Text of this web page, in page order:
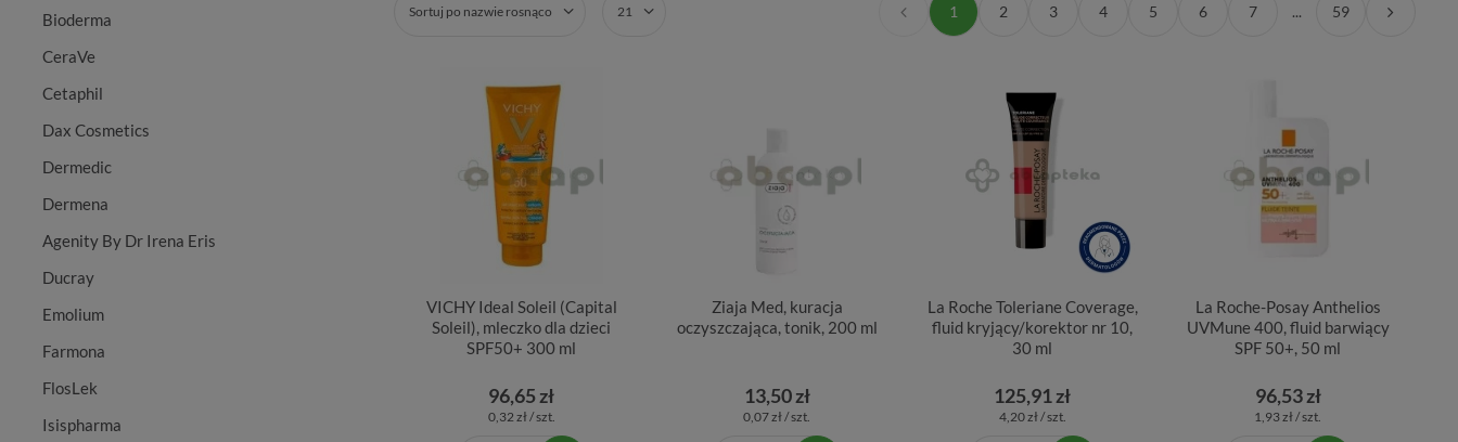
Bioderma
CeraVe
Cetaphil
Dax Cosmetics
Dermedic
Dermena
Agenity By Dr Irena Eris
Ducray
Emolium
Farmona
FlosLek
Isispharma
Sortuj po nazwie rosnąco 21 1 2 3 4 5 6 7 ... 59
VICHY Ideal Soleil (Capital
Soleil), mleczko dla dzieci
SPF50+ 300 ml
96,65 zł
0,32 zł / szt.
Ziaja Med, kuracja
oczyszczająca, tonik, 200 ml
13,50 zł
0,07 zł / szt.
La Roche Toleriane Coverage,
fluid kryjący/korektor nr 10,
30 ml
125,91 zł
4,20 zł / szt.
La Roche-Posay Anthelios
UVMune 400, fluid barwiący
SPF 50+, 50 ml
96,53 zł
1,93 zł / szt.